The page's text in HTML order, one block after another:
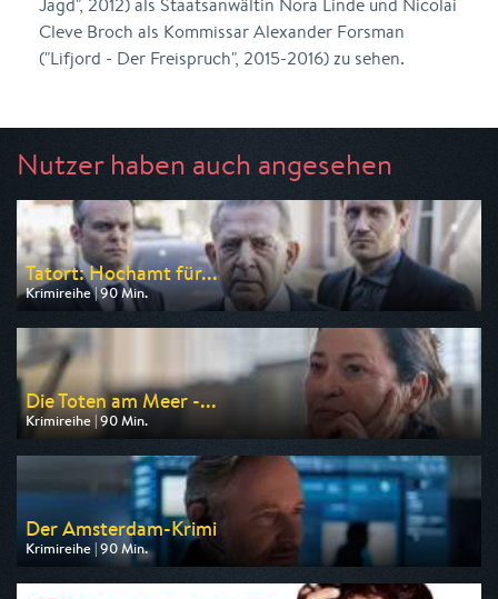
Jagd", 2012) als Staatsanwältin Nora Linde und Nicolai
Cleve Broch als Kommissar Alexander Forsman
("Lifjord - Der Freispruch", 2015-2016) zu sehen.
Nutzer haben auch angesehen
Tatort: Hochamt für...
Krimireihe | 90 Min.
Ausgestrahlt von BR
am 08.08.2026, 20:15
Die Toten am Meer -...
Krimireihe | 90 Min.
Ausgestrahlt von ARD
am 08.08.2026, 20:15
Der Amsterdam-Krimi
Krimireihe | 90 Min.
Ausgestrahlt von ARD
am 13.08.2026, 20:15